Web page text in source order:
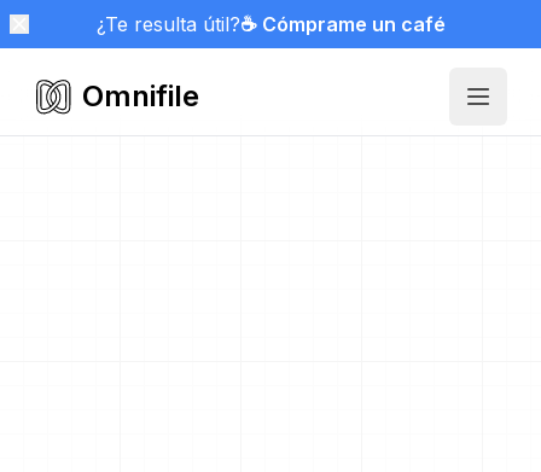
¿Te resulta útil?☕ Cómprame un café
Omnifile